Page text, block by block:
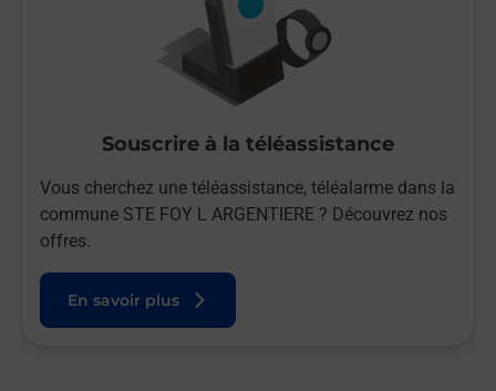
Souscrire à la téléassistance
Vous cherchez une téléassistance, téléalarme dans la
commune STE FOY L ARGENTIERE ? Découvrez nos
offres.
En savoir plus